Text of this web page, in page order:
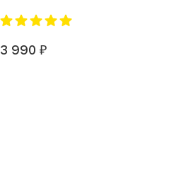
3 990 ₽